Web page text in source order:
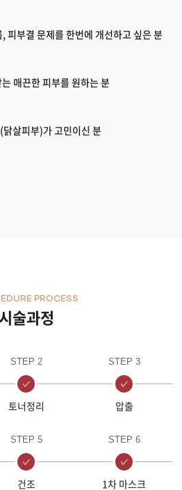
피부결 문제를 한번에 개선하고 싶은 분
매끈한 피부를 원하는 분
살피부)가 고민이신 분
시술과정
PROCESS
STEP 2
토너정리
STEP 3
압출
STEP 5
건조
STEP 6
1차 마스크